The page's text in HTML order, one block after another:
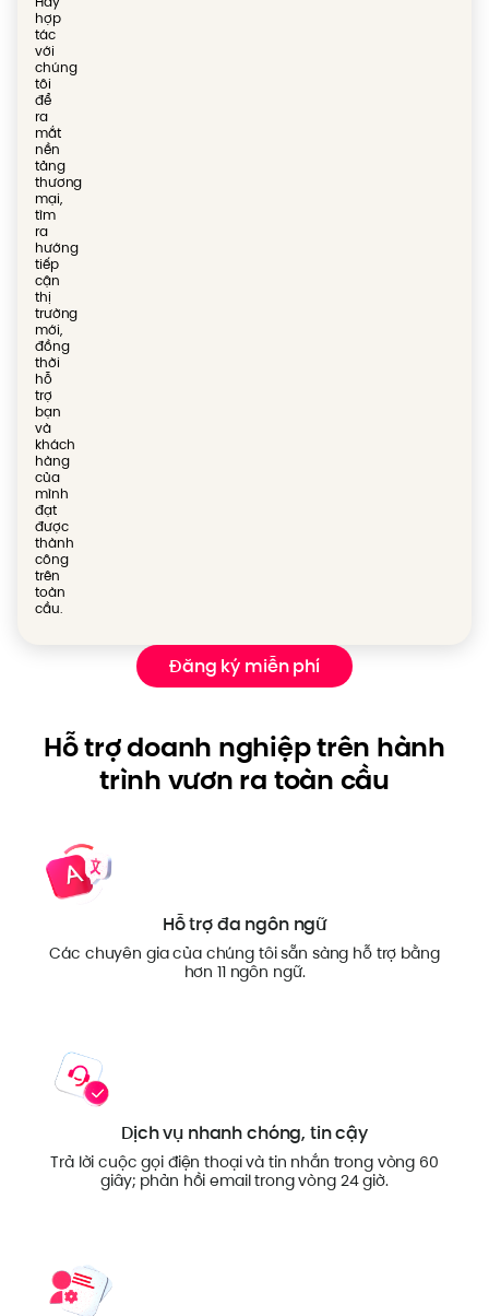
hợp
tác
với
chúng
tôi
để
ra
mắt
nền
tảng
thương
mại,
tìm
ra
hướng
tiếp
cận
thị
trường
mới,
đồng
thời
hỗ
trợ
bạn
và
khách
hàng
của
mình
đạt
được
thành
công
trên
toàn
cầu.
Đăng ký miễn phí
Hỗ trợ doanh nghiệp trên hành
trình vươn ra toàn cầu
Hỗ trợ đa ngôn ngữ
Các chuyên gia của chúng tôi sẵn sàng hỗ trợ bằng
hơn 11 ngôn ngữ.
Dịch vụ nhanh chóng, tin cậy
Trả lời cuộc gọi điện thoại và tin nhắn trong vòng 60
giây; phản hồi email trong vòng 24 giờ.